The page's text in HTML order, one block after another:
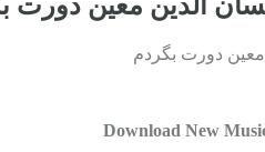
الدین معین دورت
معین دورت بگردم
Download New